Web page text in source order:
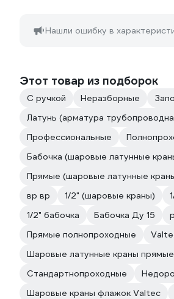
Нашли ошибку в
Этот товар из подборок
С ручкой Неразборные
Латунь (арматура
Профессиональные
Бабочка (шаровые латунные
Прямые (шаровые латунные
вр вр
1/2" (шаровые краны)
1/2" бабочка
Бабочка Ду 15
Прямые полнопроходные
Шаровые латунные краны
Стандартнопроходные
Шаровые краны флажок Valtec